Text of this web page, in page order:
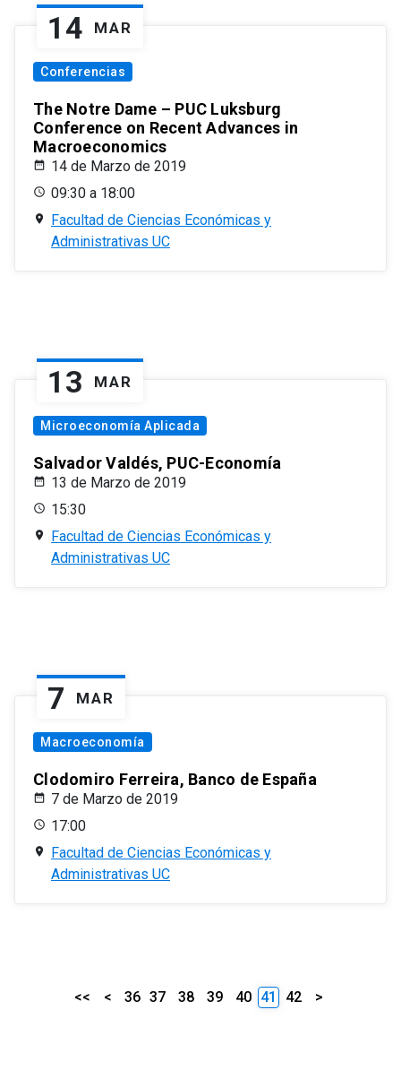
14 MAR
Conferencias
The Notre Dame – PUC Luksburg
Conference on Recent Advances in
Macroeconomics
14 de Marzo de 2019
09:30 a 18:00
Facultad de Ciencias Económicas y
Administrativas UC
13 MAR
Microeconomía Aplicada
Salvador Valdés, PUC-Economía
13 de Marzo de 2019
15:30
Facultad de Ciencias Económicas y
Administrativas UC
7 MAR
Macroeconomía
Clodomiro Ferreira, Banco de España
7 de Marzo de 2019
17:00
Facultad de Ciencias Económicas y
Administrativas UC
<< < 36 37 38 39 40 41 42 >